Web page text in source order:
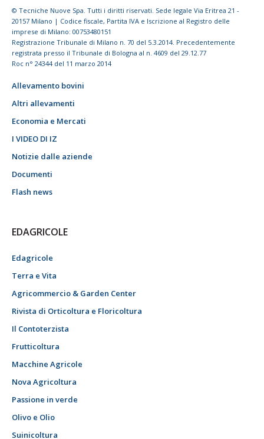
© Tecniche Nuove Spa. Tutti i diritti riservati. Sede legale Via Eritrea 21 -
20157 Milano | Codice fiscale, Partita IVA e Iscrizione al Registro delle
imprese di Milano: 00753480151
Registrazione Tribunale di Milano n. 70 del 5.3.2014. Precedentemente
registrata presso il Tribunale di Bologna al n. 4609 del 29.12.77
Roc n° 24344 del 11 marzo 2014
Allevamento bovini
Altri allevamenti
Economia e Mercati
I VIDEO DI IZ
Notizie dalle aziende
Documenti
Flash news
EDAGRICOLE
Edagricole
Terra e Vita
Agricommercio & Garden Center
Rivista di Orticoltura e Floricoltura
Il Contoterzista
Frutticoltura
Macchine Agricole
Nova Agricoltura
Passione in verde
Olivo e Olio
Suinicoltura